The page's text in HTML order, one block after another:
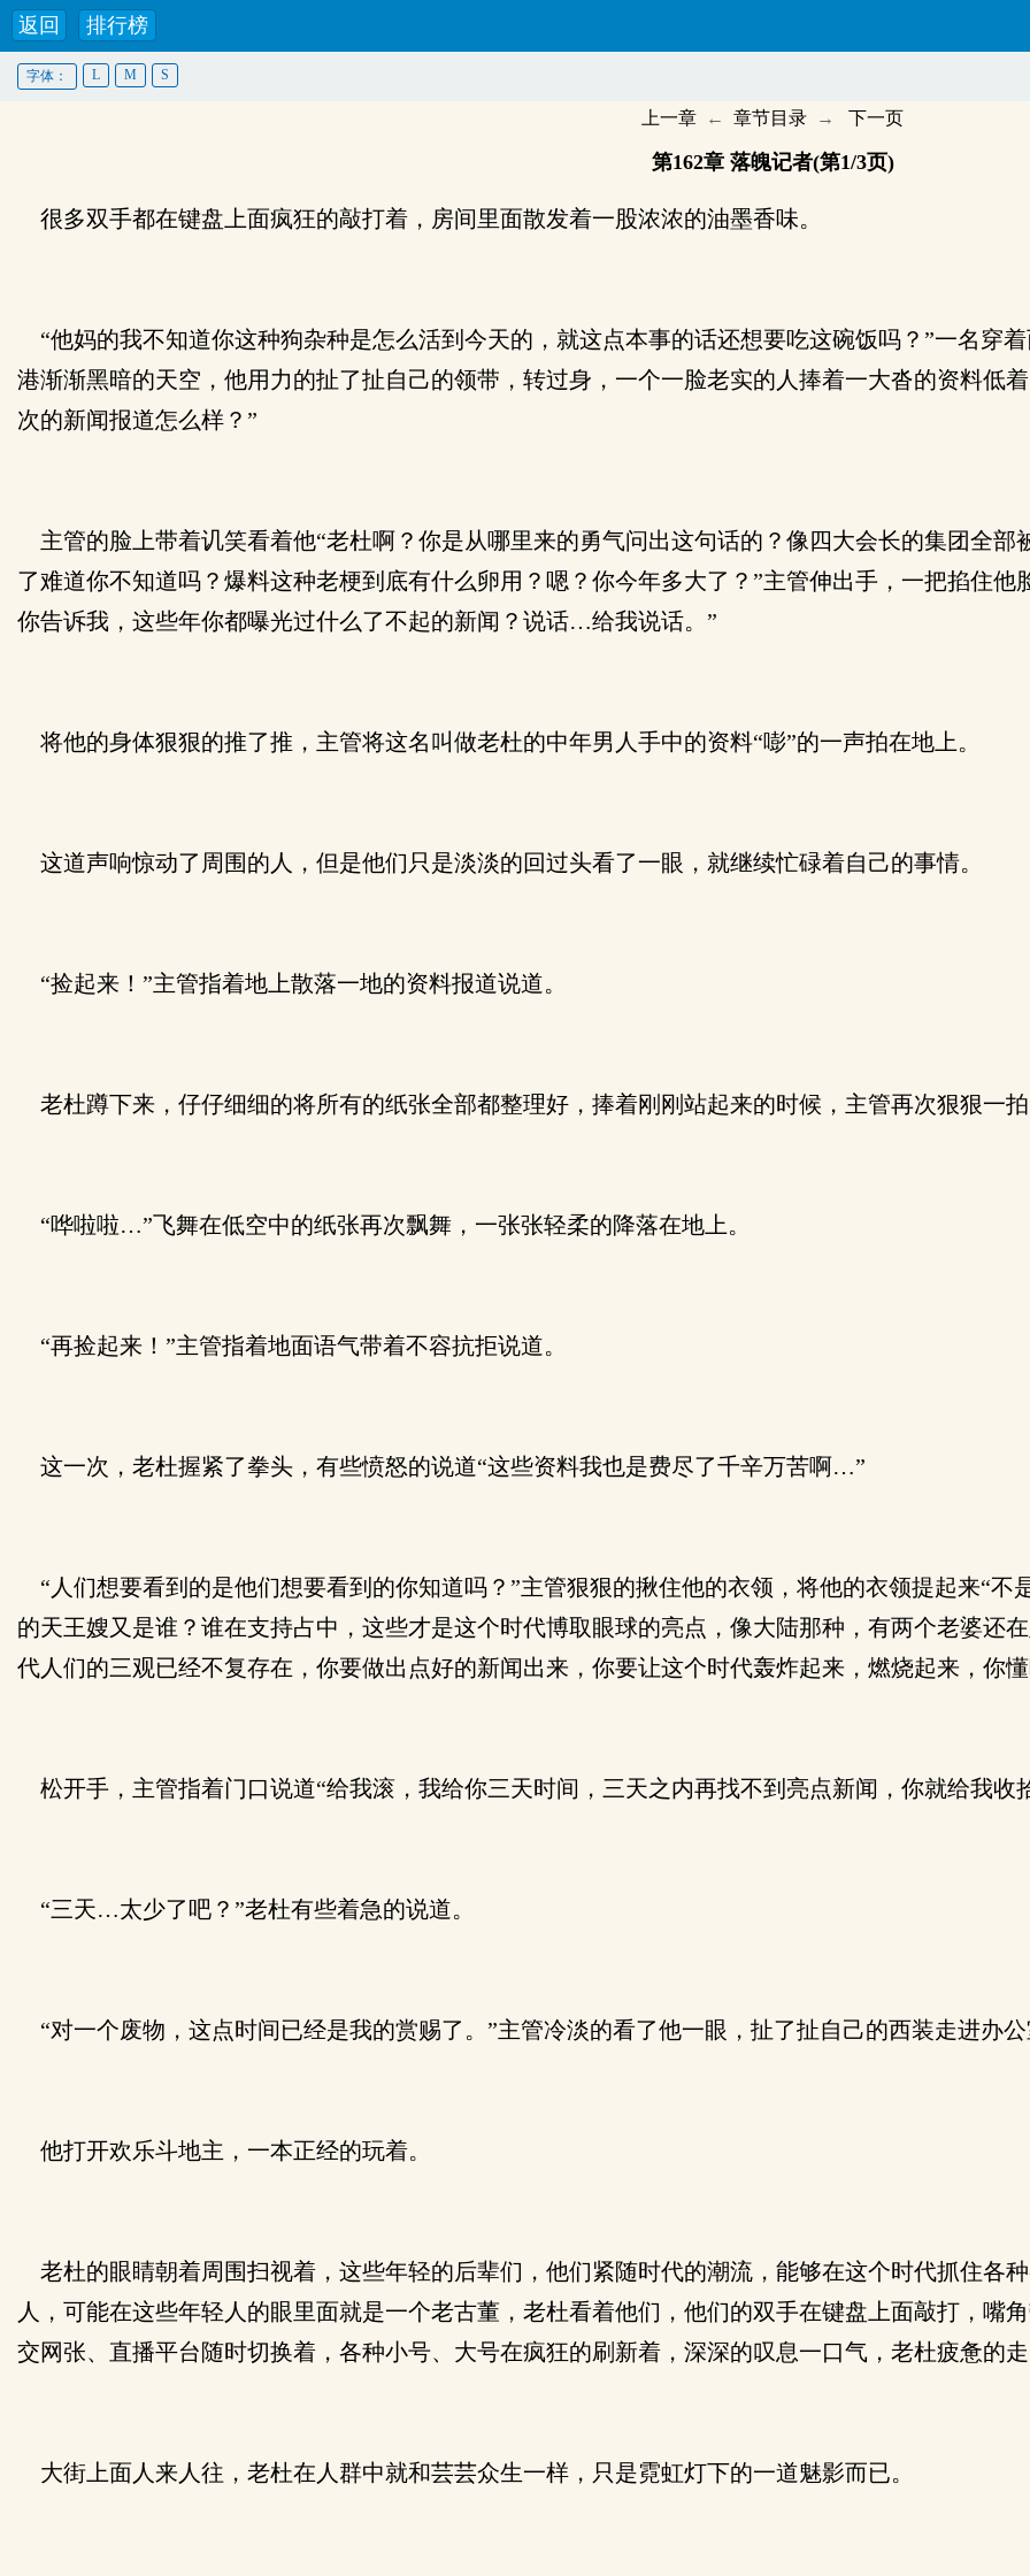
返回 排行榜
字体： L M S
上一章 ← 章节目录 → 下一页
第162章 落魄记者(第1/3页)
很多双手都在键盘上面疯狂的敲打着，房间里面散发着一股浓浓的油墨香味。
“他妈的我不知道你这种狗杂种是怎么活到今天的，就这点本事的话还想要吃这碗饭吗？”一名穿
港渐渐黑暗的天空，他用力的扯了扯自己的领带，转过身，一个一脸老实的人捧着一大沓的资料低
次的新闻报道怎么样？”
主管的脸上带着讥笑看着他“老杜啊？你是从哪里来的勇气问出这句话的？像四大会长的集团全
了难道你不知道吗？爆料这种老梗到底有什么卵用？嗯？你今年多大了？”主管伸出手，一把掐住
你告诉我，这些年你都曝光过什么了不起的新闻？说话…给我说话。”
将他的身体狠狠的推了推，主管将这名叫做老杜的中年男人手中的资料“嘭”的一声拍在地上。
这道声响惊动了周围的人，但是他们只是淡淡的回过头看了一眼，就继续忙碌着自己的事情。
“捡起来！”主管指着地上散落一地的资料报道说道。
老杜蹲下来，仔仔细细的将所有的纸张全部都整理好，捧着刚刚站起来的时候，主管再次狠狠一
“哗啦啦…”飞舞在低空中的纸张再次飘舞，一张张轻柔的降落在地上。
“再捡起来！”主管指着地面语气带着不容抗拒说道。
这一次，老杜握紧了拳头，有些愤怒的说道“这些资料我也是费尽了千辛万苦啊…”
“人们想要看到的是他们想要看到的你知道吗？”主管狠狠的揪住他的衣领，将他的衣领提起来“不
的天王嫂又是谁？谁在支持占中，这些才是这个时代博取眼球的亮点，像大陆那种，有两个老婆还
代人们的三观已经不复存在，你要做出点好的新闻出来，你要让这个时代轰炸起来，燃烧起来，你
松开手，主管指着门口说道“给我滚，我给你三天时间，三天之内再找不到亮点新闻，你就给我收
“三天…太少了吧？”老杜有些着急的说道。
“对一个废物，这点时间已经是我的赏赐了。”主管冷淡的看了他一眼，扯了扯自己的西装走进办
他打开欢乐斗地主，一本正经的玩着。
老杜的眼睛朝着周围扫视着，这些年轻的后辈们，他们紧随时代的潮流，能够在这个时代抓住各
人，可能在这些年轻人的眼里面就是一个老古董，老杜看着他们，他们的双手在键盘上面敲打，嘴
交网张、直播平台随时切换着，各种小号、大号在疯狂的刷新着，深深的叹息一口气，老杜疲惫的
大街上面人来人往，老杜在人群中就和芸芸众生一样，只是霓虹灯下的一道魅影而已。